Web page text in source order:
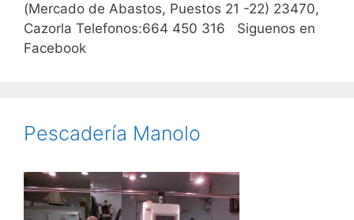
(Mercado de Abastos, Puestos 21 -22) 23470,
Cazorla Telefonos:664 450 316 Siguenos en
Facebook
Pescadería Manolo